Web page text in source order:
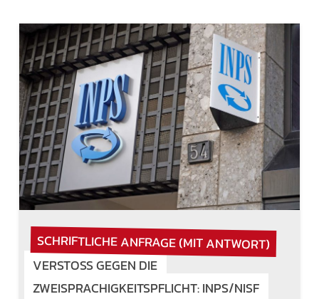
SCHRIFTLICHE ANFRAGE (MIT ANTWORT)
VERSTOSS GEGEN DIE Z
WEISPRACHIGKEITSPFLICHT: INPS/NISF